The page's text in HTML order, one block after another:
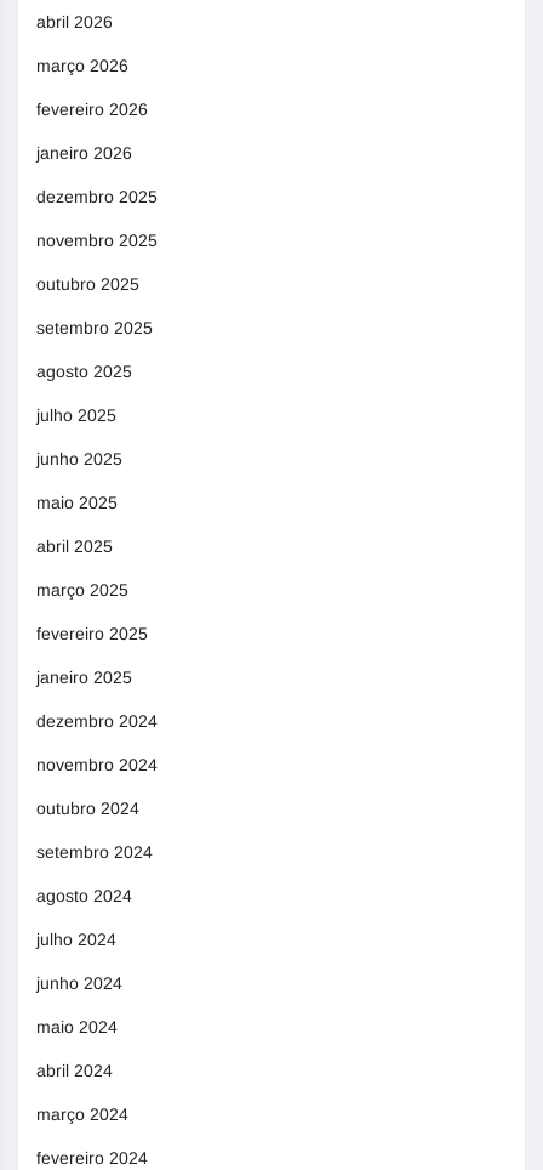
abril 2026
março 2026
fevereiro 2026
janeiro 2026
dezembro 2025
novembro 2025
outubro 2025
setembro 2025
agosto 2025
julho 2025
junho 2025
maio 2025
abril 2025
março 2025
fevereiro 2025
janeiro 2025
dezembro 2024
novembro 2024
outubro 2024
setembro 2024
agosto 2024
julho 2024
junho 2024
maio 2024
abril 2024
março 2024
fevereiro 2024